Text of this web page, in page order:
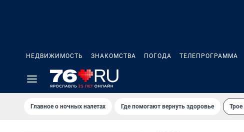
НЕДВИЖИМОСТЬ ЗНАКОМСТВА ПОГОДА ТЕЛЕПРОГРАММА
Главное о ночных налетах Где помогают вернуть здоровье Трое